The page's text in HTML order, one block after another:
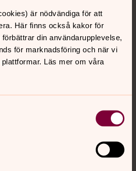
är nödvändiga för att
Här finns också kakor för
din användarupplevelse,
för marknadsföring och när vi
Läs mer om våra